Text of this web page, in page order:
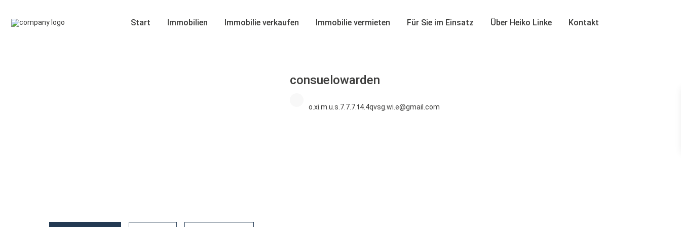
Start Immobilien Immobilie verkaufen Immobilie vermieten Für Sie im Einsatz Über Heiko Linke Kontakt
consuelowarden
o.xi.m.u.s.7.7.7.t4.4qvsg.wi.e@gmail.com